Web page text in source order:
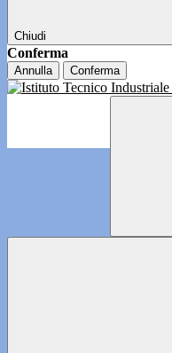
Chiudi
Conferma
Annulla Conferma